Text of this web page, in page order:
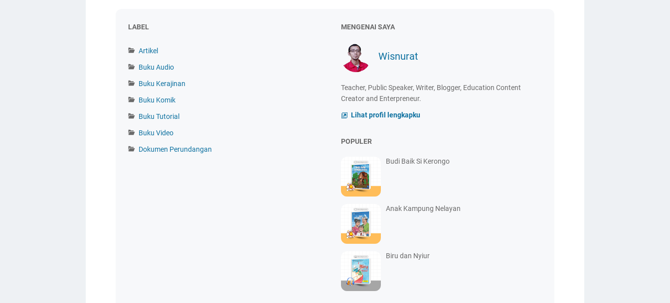
LABEL
Artikel
Buku Audio
Buku Kerajinan
Buku Komik
Buku Tutorial
Buku Video
Dokumen Perundangan
MENGENAI SAYA
Wisnurat
Teacher, Public Speaker, Writer, Blogger, Education Content
Creator and Enterpreneur.
Lihat profil lengkapku
POPULER
Budi Baik Si Kerongo
Anak Kampung Nelayan
Biru dan Nyiur